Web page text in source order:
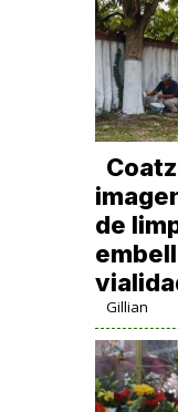
de
Gillian